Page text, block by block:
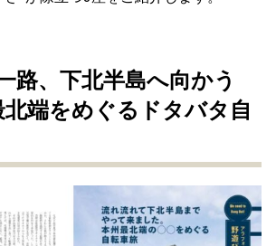
路、下北半島へ向かう
端をめぐるドタバタ自